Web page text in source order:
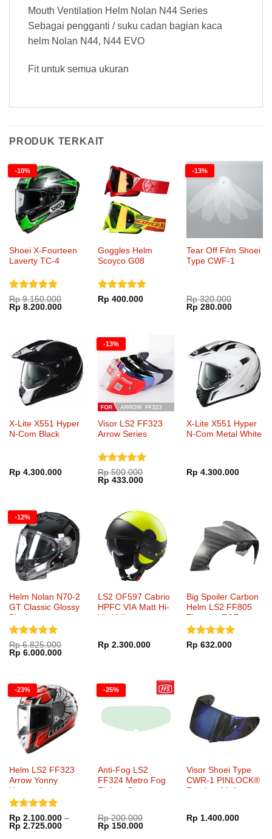
Mouth Ventilation Helm Nolan N44 Series
Sebagai pengganti / suku cadan bagian kaca
helm Nolan N44, N44 EVO
Fit untuk semua ukuran
PRODUK TERKAIT
-10%
Shoei X-Fourteen
Laverty TC-4
Dinilai5
dari 5
Rp9.150.000
Harga
aslinya
Rp 8.200.000Harga
Rp 8.200.000.
Goggles Helm
Scoyco G08
Dinilai 5
Rp 400.000
-13%
Tear Off Film Shoei
Type CWF-1
Rp320.000
Harga
aslinya
Rp 280.000Harga
X-Lite X551 Hyper
N-Com Black
Rp 4.300.000
-13%
Visor LS2 FF323
Arrow Series
Dinilai5
dari 5
Rp500.000
Harga
aslinya
Rp 433.000Harga
Rp 433.000.
X-Lite X551 Hyper
N-Com Metal White
Rp 4.300.000
-12%
Helm Nolan N70-2
GT Classic Glossy
Black
Dinilai5
dari 5
Rp6.825.000
Harga
aslinya
Rp 6.000.000Harga
Rp 6.000.000.
LS2 OF597 Cabrio
HPFC VIA Matt Hi-
Vis Yellow
Rp 2.300.000
Big Spoiler Carbon
Helm LS2 FF805
Thunder ECE
Dinilai5
Rp 632.000
-23%
Helm LS2 FF323
Arrow Yonny
Hernandez
Dinilai5
dari 5
Rp 2.100.000 –
Rp 2.725.000Rentang
-25%
Anti-Fog LS2
FF324 Metro Fog
Fighter System
Rp200.000
Harga
aslinya
Rp 150.000Harga
Visor Shoei Type
CWR-1 PINLOCK®
Ready – Mellow
Rp 1.400.000